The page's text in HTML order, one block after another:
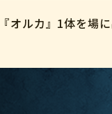
オルカ』1体を場に